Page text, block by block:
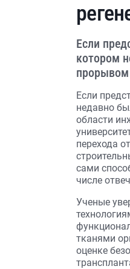
Если
котором
прорывом
Если
недавно
области
перехода
сами
числе
Ученые
тканями
оценке